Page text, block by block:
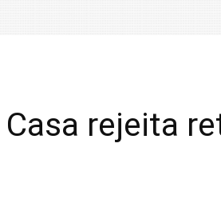
Casa rejeita